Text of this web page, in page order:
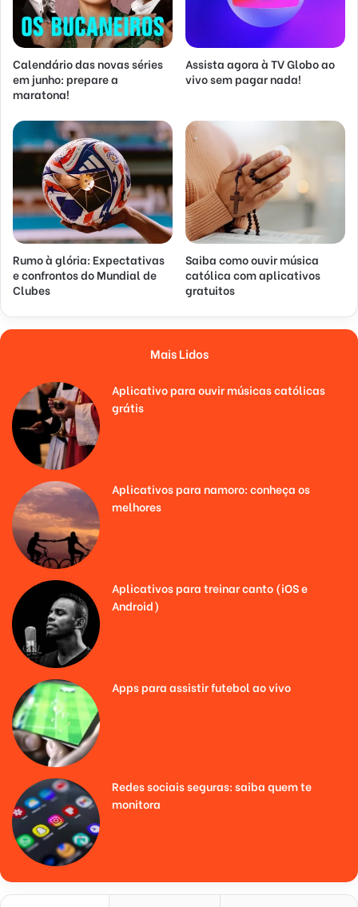
Calendário das novas séries
em junho: prepare a
maratona!
Assista agora à TV Globo ao
vivo sem pagar nada!
Rumo à glória: Expectativas
e confrontos do Mundial de
Clubes
Saiba como ouvir música
católica com aplicativos
gratuitos
Mais Lidos
Aplicativo para ouvir músicas católicas
grátis
Aplicativos para namoro: conheça os
melhores
Aplicativos para treinar canto (iOS e
Android)
Apps para assistir futebol ao vivo
Redes sociais seguras: saiba quem te
monitora